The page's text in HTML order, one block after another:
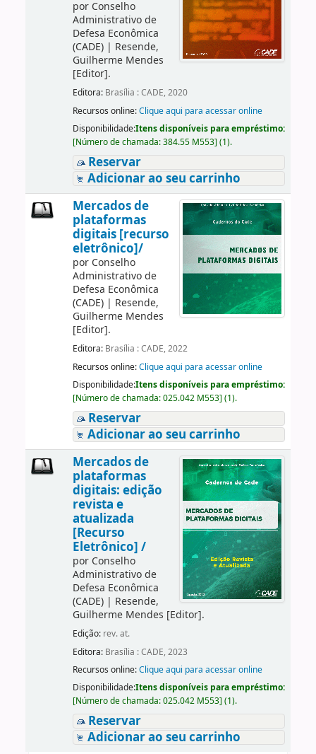
por Conselho
Administrativo de
Defesa Econômica
(CADE)| Resende,
Guilherme Mendes
[Editor].
Editora: Brasília : CADE, 2020
Recursos online:Clique aqui para acessar online
Disponibilidade:Itens disponíveis para empréstimo:
[Número de chamada:384.55 M553] (1).
Reservar
Adicionar ao seu carrinho
Mercados de
plataformas
digitais [recurso
eletrônico]/
por Conselho
Administrativo de
Defesa Econômica
(CADE)| Resende,
Guilherme Mendes
[Editor].
Editora: Brasília : CADE, 2022
Recursos online:Clique aqui para acessar online
Disponibilidade:Itens disponíveis para empréstimo:
[Número de chamada:025.042 M553] (1).
Reservar
Adicionar ao seu carrinho
Mercados de
plataformas
digitais: edição
revista e
atualizada
[Recurso
Eletrônico] /
por Conselho
Administrativo de
Defesa Econômica
(CADE)| Resende,
Guilherme Mendes [Editor].
Edição: rev. at.
Editora: Brasília : CADE, 2023
Recursos online:Clique aqui para acessar online
Disponibilidade:Itens disponíveis para empréstimo:
[Número de chamada:025.042 M553] (1).
Reservar
Adicionar ao seu carrinho